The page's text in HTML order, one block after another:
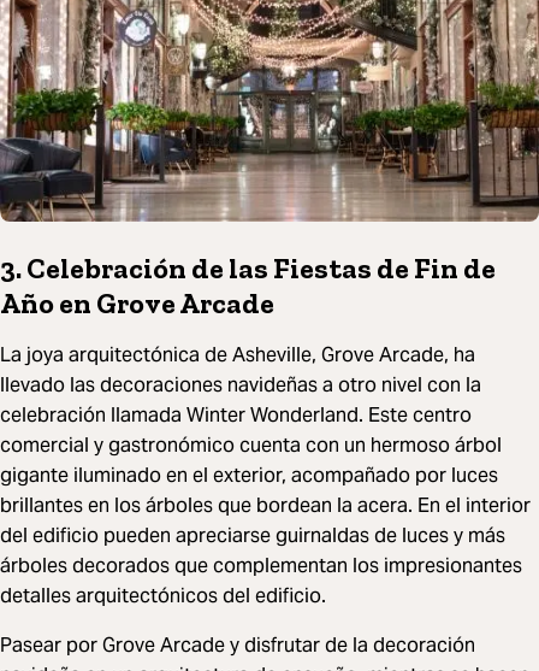
3. Celebración de las Fiestas de Fin de
Año en Grove Arcade
La joya arquitectónica de Asheville, Grove Arcade, ha
llevado las decoraciones navideñas a otro nivel con la
celebración llamada Winter Wonderland. Este centro
comercial y gastronómico cuenta con un hermoso árbol
gigante iluminado en el exterior, acompañado por luces
brillantes en los árboles que bordean la acera. En el interior
del edificio pueden apreciarse guirnaldas de luces y más
árboles decorados que complementan los impresionantes
detalles arquitectónicos del edificio.
Pasear por Grove Arcade y disfrutar de la decoración